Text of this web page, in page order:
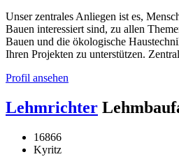
Unser zentrales Anliegen ist es,
Bauen interessiert sind, zu allen
Bauen und die ökologische
Ihren Projekten zu unterstützen.
Profil ansehen
Lehmrichter
16866
Kyritz